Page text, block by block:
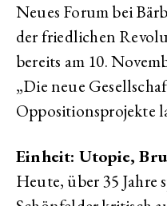
Neues Forum bei
der friedlichen
bereits am 10.
„Die neue
Oppositionsprojekte
Einheit: Utopie,
Heute, über 35 Jahre